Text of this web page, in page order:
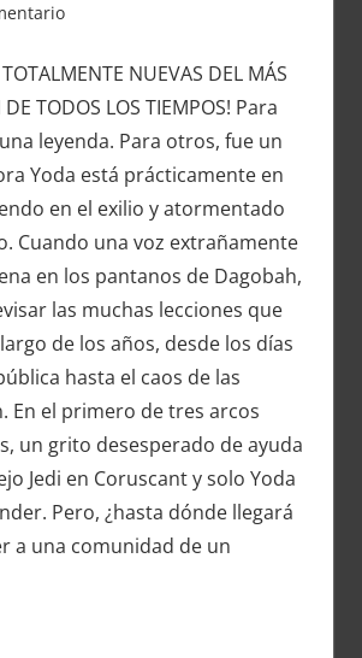
TOTALMENTE NUEVAS DEL MÁS
DE TODOS LOS TIEMPOS! Para
leyenda. Para otros, fue un
Yoda está prácticamente en
en el exilio y atormentado
Cuando una voz extrañamente
en los pantanos de Dagobah,
las muchas lecciones que
de los años, desde los días
hasta el caos de las
En el primero de tres arcos
un grito desesperado de ayuda
Jedi en Coruscant y solo Yoda
Pero, ¿hasta dónde llegará
a una comunidad de un